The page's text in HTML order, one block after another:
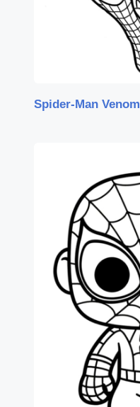
Spider-Man Venom